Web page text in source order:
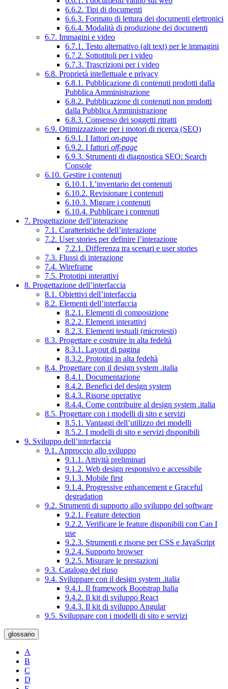
6.6.2. Tipi di documenti
6.6.3. Formato di lettura dei documenti elettronici
6.6.4. Modalità di produzione dei documenti
6.7. Immagini e video
6.7.1. Testo alternativo (alt text) per le immagini
6.7.2. Sottotitoli per i video
6.7.3. Trascrizioni per i video
6.8. Proprietà intellettuale e privacy
6.8.1. Pubblicazione di contenuti prodotti dalla
Pubblica Amministrazione
6.8.2. Pubblicazione di contenuti non prodotti
dalla Pubblica Amministrazione
6.8.3. Consenso dei soggetti ritratti
6.9. Ottimizzazione per i motori di ricerca (SEO)
6.9.1. I fattori on-page
6.9.2. I fattori off-page
6.9.3. Strumenti di diagnostica SEO: Search
Console
6.10. Gestire i contenuti
6.10.1. L’inventario dei contenuti
6.10.2. Revisionare i contenuti
6.10.3. Migrare i contenuti
6.10.4. Pubblicare i contenuti
7. Progettazione dell’interazione
7.1. Caratteristiche dell’interazione
7.2. User stories per definire l’interazione
7.2.1. Differenza tra scenari e user stories
7.3. Flussi di interazione
7.4. Wireframe
7.5. Prototipi interattivi
8. Progettazione dell’interfaccia
8.1. Obiettivi dell’interfaccia
8.2. Elementi dell’interfaccia
8.2.1. Elementi di composizione
8.2.2. Elementi interattivi
8.2.3. Elementi testuali (microtesti)
8.3. Progettare e costruire in alta fedeltà
8.3.1. Layout di pagina
8.3.2. Prototipi in alta fedeltà
8.4. Progettare con il design system .italia
8.4.1. Documentazione
8.4.2. Benefici del design system
8.4.3. Risorse operative
8.4.4. Come contribuire al design system .italia
8.5. Progettare con i modelli di sito e servizi
8.5.1. Vantaggi dell’utilizzo dei modelli
8.5.2. I modelli di sito e servizi disponibili
9. Sviluppo dell’interfaccia
9.1. Approccio allo sviluppo
9.1.1. Attività preliminari
9.1.2. Web design responsivo e accessibile
9.1.3. Mobile first
9.1.4. Progressive enhancement e Graceful
degradation
9.2. Strumenti di supporto allo sviluppo del software
9.2.1. Feature detection
9.2.2. Verificare le feature disponibili con Can I
use
9.2.3. Strumenti e risorse per CSS e JavaScript
9.2.4. Supporto browser
9.2.5. Misurare le prestazioni
9.3. Catalogo del riuso
9.4. Sviluppare con il design system .italia
9.4.1. Il framework Bootstrap Italia
9.4.2. Il kit di sviluppo React
9.4.3. Il kit di sviluppo Angular
9.5. Sviluppare con i modelli di sito e servizi
glossario
A
B
C
D